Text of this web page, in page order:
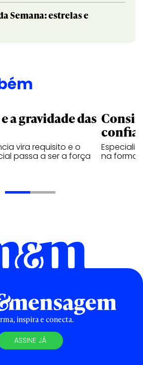
Semana: estrelas e
a gravidade das
vira requisito e o
passa a ser a força na forma
inspira e conecta.
ASSINE JÁ